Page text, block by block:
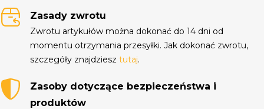
Zasady zwrotu
Zwrotu artykułów można dokonać do 14 dni od
momentu otrzymania przesyłki. Jak dokonać zwrotu,
szczegóły znajdziesztutaj.
Zasoby dotyczące bezpieczeństwa i
produktów